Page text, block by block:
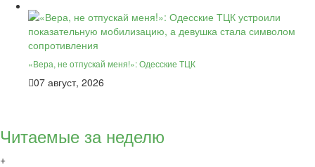
«Вера, не отпускай меня!»: Одесские ТЦК
07 август, 2026
Читаемые за неделю
+